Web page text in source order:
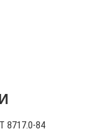
8717.0-84